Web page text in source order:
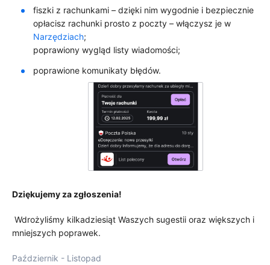
fiszki z rachunkami – dzięki nim wygodnie i bezpiecznie
opłacisz rachunki prosto z poczty – włączysz je w
Narzędziach;
poprawiony wygląd listy wiadomości;
poprawione komunikaty błędów.
Dziękujemy za zgłoszenia!
Wdrożyliśmy kilkadziesiąt Waszych sugestii oraz większych i
mniejszych poprawek.
Październik - Listopad